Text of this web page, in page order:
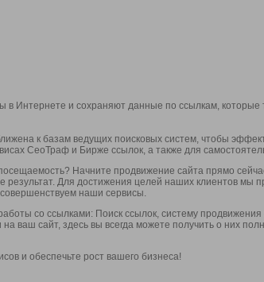
в Интернете и сохраняют данные по ссылкам, которые
к базам ведущих поисковых систем, чтобы
СеоТраф и Бирже ссылок, а также для
Начните продвижение сайта прямо
результат. Для достижения целей наших клиентов мы
наши сервисы.
со ссылками: Поиск ссылок, систему
ваш сайт, здесь вы всегда можете получить о них
и обеспечьте рост вашего бизнеса!